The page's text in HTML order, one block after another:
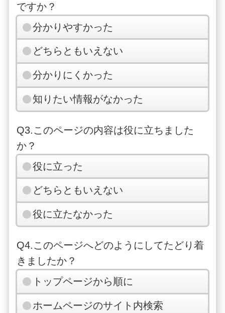
ですか？
分かりやすかった
どちらともいえない
分かりにくかった
知りたい情報がなかった
Q3.このページの内容は役に立ちました
か？
役に立った
どちらともいえない
役に立たなかった
Q4.このページへどのようにしてたどり着
きましたか？
トップページから順に
ホームページのサイト内検索